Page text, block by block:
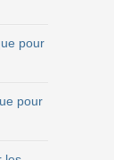
pour
pour